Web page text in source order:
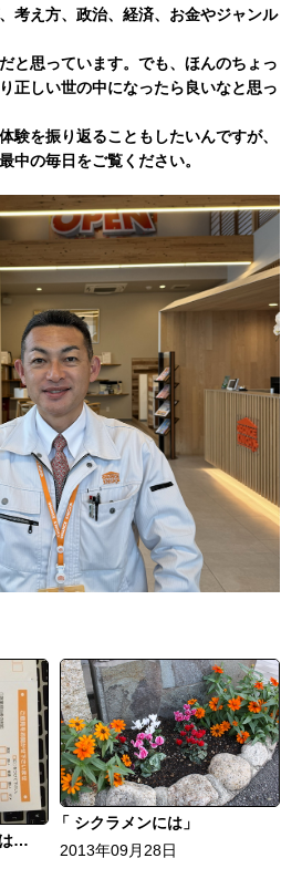
考え方、政治、経済、お金やジャンル
と思っています。でも、ほんのちょっ
正しい世の中になったら良いなと思っ
験を振り返ることもしたいんですが、
中の毎日をご覧ください。
シクラメンには
2013年09月28日